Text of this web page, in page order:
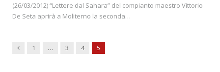
(26/03/2012) “Lettere dal Sahara” del compianto maestro Vittorio
De Seta aprirà a Moliterno la seconda…
Previous
1 … 3 4 5